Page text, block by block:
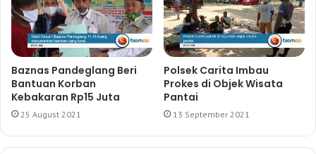
Baznas Pandeglang Beri
Bantuan Korban
Kebakaran Rp15 Juta
25 August 2021
Polsek Carita Imbau
Prokes di Objek Wisata
Pantai
13 September 2021